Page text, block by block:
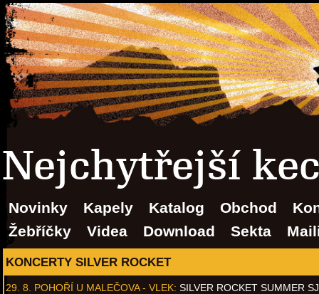
Nejchytřejší
Novinky Kapely Katalog Obchod
Žebříčky
Videa Download Sekta
KONCERTY SILVER ROCKET
29. 8. POHOŘÍ U MALEČOVA - VLEK: SILVER ROCKET SUMMER